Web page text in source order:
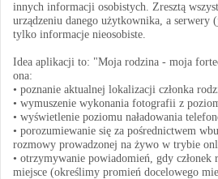
innych informacji osobistych. Zresztą
urządzeniu danego użytkownika, a serwery
tylko informacje nieosobiste.
Idea aplikacji to: "Moja rodzina - moja
ona:
• poznanie aktualnej lokalizacji członka
• wymuszenie wykonania fotografii z
• wyświetlenie poziomu naładowania
• porozumiewanie się za pośrednictwem
rozmowy prowadzonej na żywo w trybie
• otrzymywanie powiadomień, gdy członek
miejsce (określimy promień docelowego